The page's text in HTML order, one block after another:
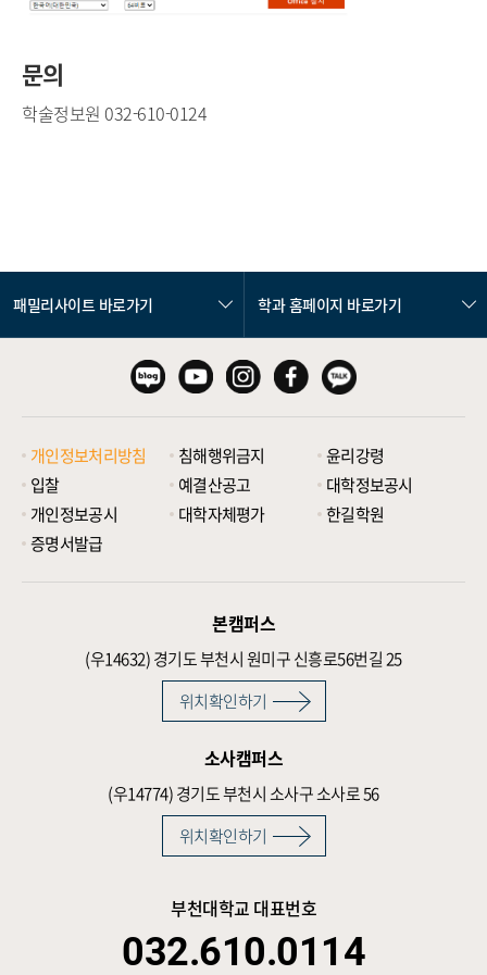
문의
학술정보원 032-610-0124
패밀리사이트 바로가기 학과 홈페이지 바로가기
개인정보처리방침 침해행위금지
윤리강령
입찰
예결산공고
대학정보공시
개인정보공시
대학자체평가
한길학원
증명서발급
본캠퍼스
(우14632)경기도 부천시 원미구 신흥로56번길 25
위치확인하기
소사캠퍼스
(우14774)경기도 부천시 소사구 소사로 56
위치확인하기
부천대학교 대표번호
032.610.0114